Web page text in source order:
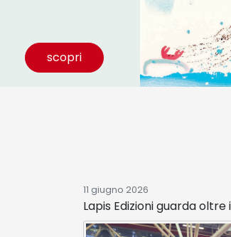
scopri
11 giugno 2026
Lapis Edizioni guarda